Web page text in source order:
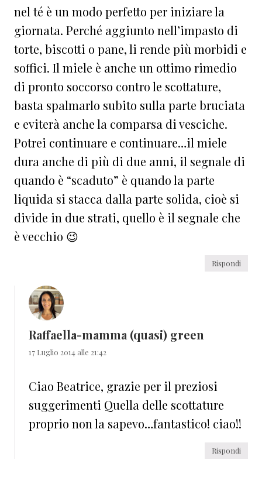
nel té è un modo perfetto per iniziare la
giornata. Perché aggiunto nell’impasto di
torte, biscotti o pane, li rende più morbidi e
soffici. Il miele è anche un ottimo rimedio
di pronto soccorso contro le scottature,
basta spalmarlo subito sulla parte bruciata
e eviterà anche la comparsa di vesciche.
Potrei continuare e continuare…il miele
dura anche di più di due anni, il segnale di
quando è “scaduto” è quando la parte
liquida si stacca dalla parte solida, cioè si
divide in due strati, quello è il segnale che
è vecchio 😉
Rispondi
Raffaella-mamma (quasi) green
17 Luglio 2014 alle 21:42
Ciao Beatrice, grazie per il preziosi
suggerimenti Quella delle scottature
proprio non la sapevo…fantastico! ciao!!
Rispondi